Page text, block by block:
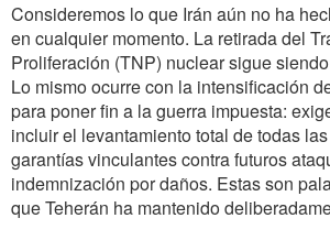
Consideremos lo que Irán aún no ha
en cualquier momento. La retirada del
Proliferación (TNP) nuclear sigue
Lo mismo ocurre con la intensificación
para poner fin a la guerra impuesta:
incluir el levantamiento total de todas
garantías vinculantes contra futuros
indemnización por daños. Estas son
que Teherán ha mantenido